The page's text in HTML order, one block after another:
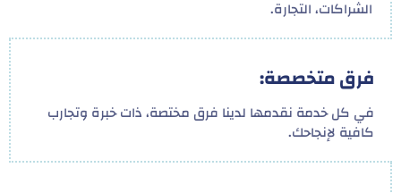
الشراكات، التجارة.
فرق متخصصة:
في كل خدمة نقدمها لدينا فرق مختصة، ذات خبرة وتجارب
كافية لإنجاحك.